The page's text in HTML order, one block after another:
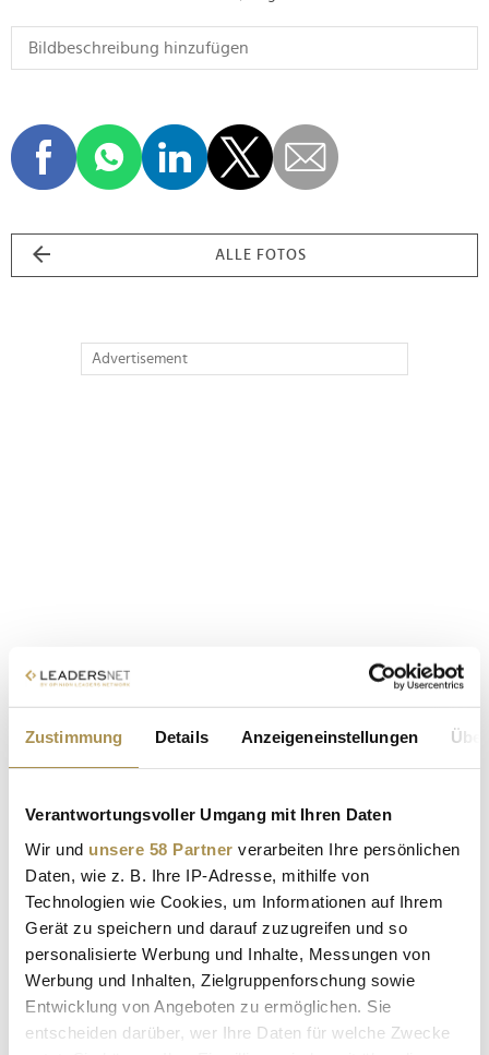
Zustimmung Details Anzeigeneinstellungen
Verantwortungsvoller Umgang mit Ihren Daten
Wir und unsere 58 Partner verarbeiten Ihre persönlichen
Daten, wie z. B. Ihre IP-Adresse, mithilfe von
Technologien wie Cookies, um Informationen auf Ihrem
Gerät zu speichern und darauf zuzugreifen und so
personalisierte Werbung und Inhalte, Messungen von
Werbung und Inhalten, Zielgruppenforschung sowie
Entwicklung von Angeboten zu ermöglichen. Sie
entscheiden darüber, wer Ihre Daten für welche Zwecke
ALLE FOTOS
Advertisement